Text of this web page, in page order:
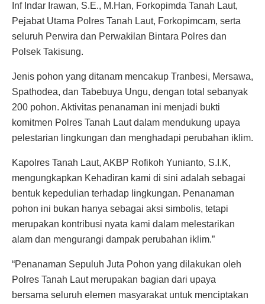
Inf Indar Irawan, S.E., M.Han, Forkopimda Tanah Laut,
Pejabat Utama Polres Tanah Laut, Forkopimcam, serta
seluruh Perwira dan Perwakilan Bintara Polres dan
Polsek Takisung.
Jenis pohon yang ditanam mencakup Tranbesi, Mersawa,
Spathodea, dan Tabebuya Ungu, dengan total sebanyak
200 pohon. Aktivitas penanaman ini menjadi bukti
komitmen Polres Tanah Laut dalam mendukung upaya
pelestarian lingkungan dan menghadapi perubahan iklim.
Kapolres Tanah Laut, AKBP Rofikoh Yunianto, S.I.K,
mengungkapkan Kehadiran kami di sini adalah sebagai
bentuk kepedulian terhadap lingkungan. Penanaman
pohon ini bukan hanya sebagai aksi simbolis, tetapi
merupakan kontribusi nyata kami dalam melestarikan
alam dan mengurangi dampak perubahan iklim.”
“Penanaman Sepuluh Juta Pohon yang dilakukan oleh
Polres Tanah Laut merupakan bagian dari upaya
bersama seluruh elemen masyarakat untuk menciptakan